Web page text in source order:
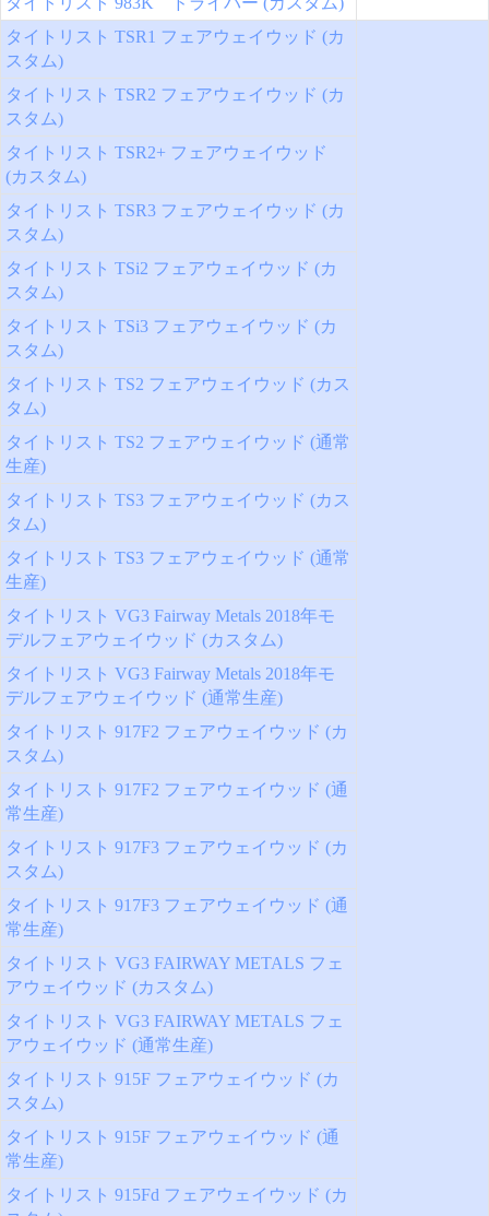
タイトリスト TSR1 フェアウェイウッド (カ
スタム)
タイトリスト TSR2 フェアウェイウッド (カ
スタム)
タイトリスト TSR2+ フェアウェイウッド
(カスタム)
タイトリスト TSR3 フェアウェイウッド (カ
スタム)
タイトリスト TSi2 フェアウェイウッド (カ
スタム)
タイトリスト TSi3 フェアウェイウッド (カ
スタム)
タイトリスト TS2 フェアウェイウッド (カス
タム)
タイトリスト TS2 フェアウェイウッド (通常
生産)
タイトリスト TS3 フェアウェイウッド (カス
タム)
タイトリスト TS3 フェアウェイウッド (通常
生産)
タイトリスト VG3 Fairway Metals 2018年モ
デルフェアウェイウッド (カスタム)
タイトリスト VG3 Fairway Metals 2018年モ
デルフェアウェイウッド (通常生産)
タイトリスト 917F2 フェアウェイウッド (カ
スタム)
タイトリスト 917F2 フェアウェイウッド (通
常生産)
タイトリスト 917F3 フェアウェイウッド (カ
スタム)
タイトリスト 917F3 フェアウェイウッド (通
常生産)
タイトリスト VG3 FAIRWAY METALS フェ
アウェイウッド (カスタム)
タイトリスト VG3 FAIRWAY METALS フェ
アウェイウッド (通常生産)
タイトリスト 915F フェアウェイウッド (カ
スタム)
タイトリスト 915F フェアウェイウッド (通
常生産)
タイトリスト 915Fd フェアウェイウッド (カ